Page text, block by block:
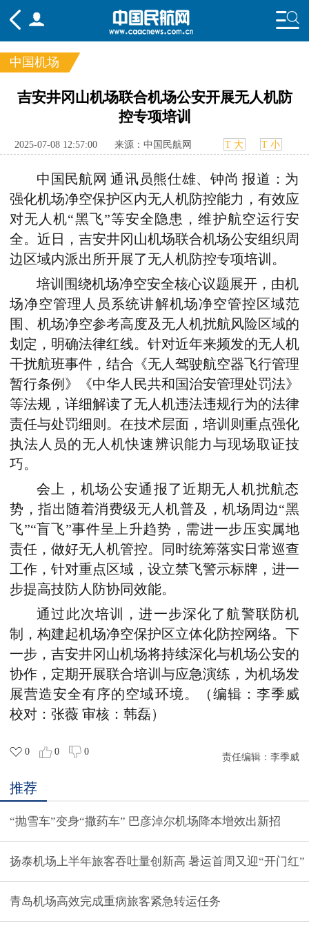
频道
国内
航图 智库 专题 舆情
中国机场
吉安井冈山机场联合机场公安开展无人机防
控专项培训
2025-07-08 12:57:00 来源：中国民航网 T 大 T 小
中国民航网 通讯员熊仕雄、钟尚 报道：为
强化机场净空保护区内无人机防控能力，有效应
对无人机“黑飞”等安全隐患，维护航空运行安
全。近日，吉安井冈山机场联合机场公安组织周
边区域内派出所开展了无人机防控专项培训。
培训围绕机场净空安全核心议题展开，由机
场净空管理人员系统讲解机场净空管控区域范
围、机场净空参考高度及无人机扰航风险区域的
划定，明确法律红线。针对近年来频发的无人机
干扰航班事件，结合《无人驾驶航空器飞行管理
暂行条例》《中华人民共和国治安管理处罚法》
等法规，详细解读了无人机违法违规行为的法律
责任与处罚细则。在技术层面，培训则重点强化
执法人员的无人机快速辨识能力与现场取证技
巧。
会上，机场公安通报了近期无人机扰航态
势，指出随着消费级无人机普及，机场周边“黑
飞”“盲飞”事件呈上升趋势，需进一步压实属地
责任，做好无人机管控。同时统筹落实日常巡查
工作，针对重点区域，设立禁飞警示标牌，进一
步提高技防人防协同效能。
通过此次培训，进一步深化了航警联防机
制，构建起机场净空保护区立体化防控网络。下
一步，吉安井冈山机场将持续深化与机场公安的
协作，定期开展联合培训与应急演练，为机场发
展营造安全有序的空域环境。（编辑：李季威
校对：张薇 审核：韩磊）
0 0 0
责任编辑： 李季威
推荐
“抛雪车”变身“撒药车” 巴彦淖尔机场降本增效出新招
扬泰机场上半年旅客吞吐量创新高 暑运首周又迎“开门红”
青岛机场高效完成重病旅客紧急转运任务